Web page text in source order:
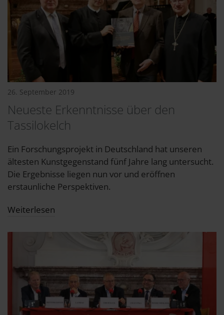
26. September 2019
Neueste Erkenntnisse über den
Tassilokelch
Ein Forschungsprojekt in Deutschland hat unseren
ältesten Kunstgegenstand fünf Jahre lang untersucht.
Die Ergebnisse liegen nun vor und eröffnen
erstaunliche Perspektiven.
Weiterlesen